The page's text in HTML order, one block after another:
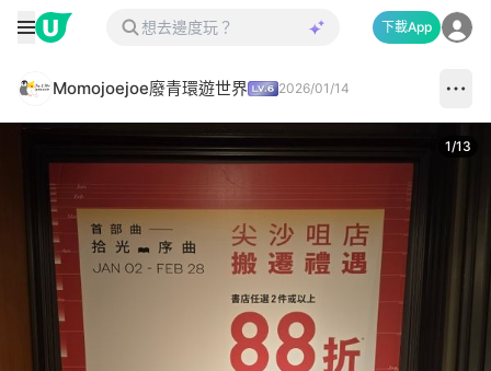
下載App
Momojoejoe廢青環遊世界 2026/01/14
1/13